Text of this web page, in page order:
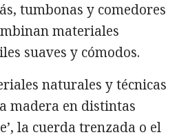
tumbonas y comedores
materiales
suaves y cómodos.
naturales y técnicas
madera en distintas
la cuerda trenzada o el